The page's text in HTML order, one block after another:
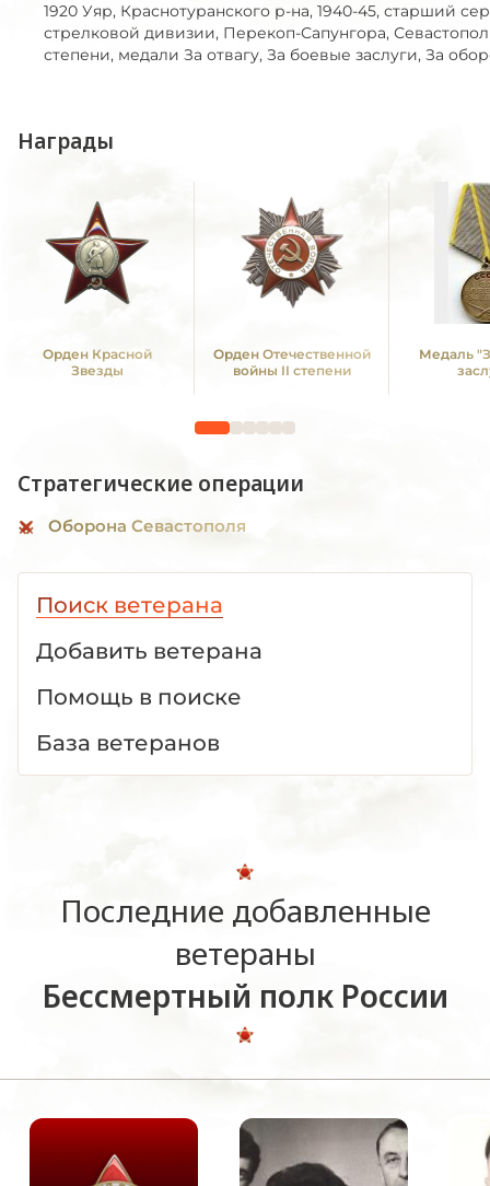
1920 Уяр, Краснотуранского р-на, 1940-45, старший
стрелковой дивизии, Перекоп-Сапунгора,
степени, медали За отвагу, За боевые заслуги, За
Награды
Орден Красной
Звезды
Орден Отечественной
войны II степени
Медаль
Стратегические операции
Оборона Севастополя
Поиск ветерана
Добавить ветерана
Помощь в поиске
База ветеранов
Последние добавленные
ветераны
Бессмертный полк России